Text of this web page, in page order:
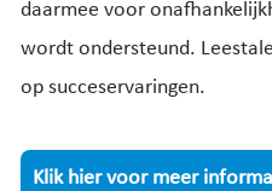
daarmee voor
wordt ondersteund.
op succeservaringen.
Klik hier voor meer